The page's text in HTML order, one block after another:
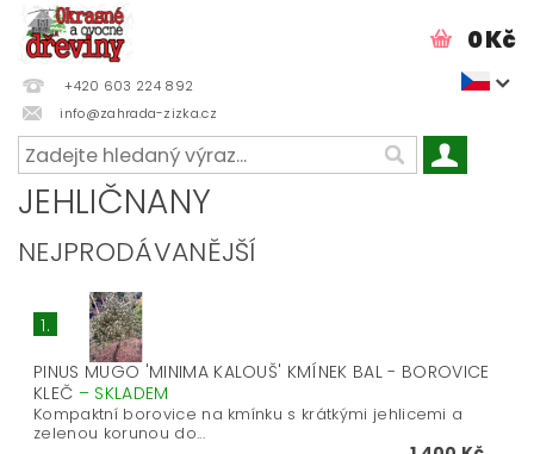
+420 603 224 892
info@zahrada-zizka.cz
0 Kč
JEHLIČNANY
NEJPRODÁVANĚJŠÍ
1.
PINUS MUGO 'MINIMA KALOUŠ' KMÍNEK BAL - BOROVICE
KLEČ – SKLADEM
Kompaktní borovice na kmínku s krátkými jehlicemi a
zelenou korunou do...